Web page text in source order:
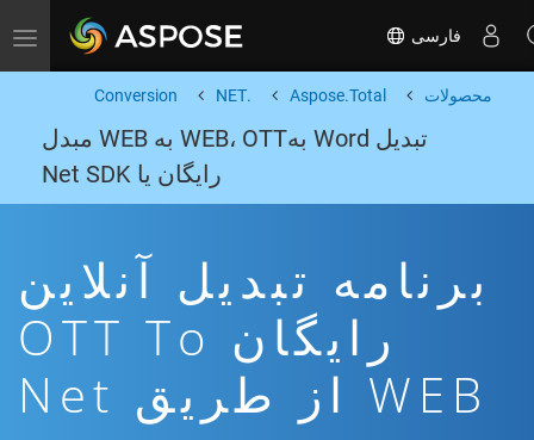
Toggle navigation فارسی
محصولات Aspose.Total
.NET
Conversion
تبدیل Word بهWEB، OTT به WEB مبدل
رایگان یا Net SDK
برنامه تبدیل آنلاین
رایگان OTT To
WEB از طریق Net